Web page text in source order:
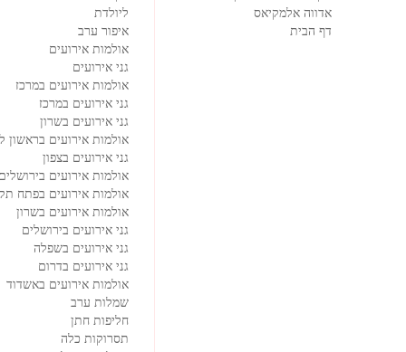
אדווה אלמקיאס
דף הבית
ליולדת
איפור ערב
אולמות אירועים
גני אירועים
אולמות אירועים במרכז
גני אירועים במרכז
גני אירועים בשרון
אולמות אירועים בראשון
גני אירועים בצפון
אולמות אירועים
אולמות אירועים בפתח
אולמות אירועים בשרון
גני אירועים בירושלים
גני אירועים בשפלה
גני אירועים בדרום
אולמות אירועים באשדוד
שמלות ערב
חליפות חתן
תסרוקות כלה